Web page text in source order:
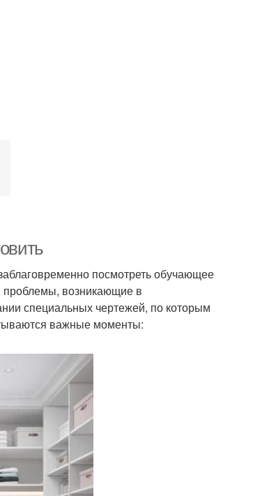
посмотреть обучающее
проблемы, возникающие в
специальных чертежей, по которым
важные моменты: